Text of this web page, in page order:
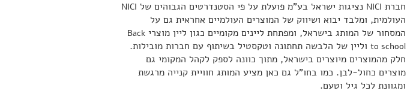
חברת NICI נציגות ישראל בע"מ פועלת על פי הסטנדרטים הגבוהים של NICI
העולמית, ומלבד יבוא ושיווק של המוצרים העולמיים אחראית גם על
המסחור של המותג בישראל, ומפתחת ליינים מקומיים כגון ליין מוצרי Back
to school וליין של הלבשה תחתונה וטקסטיל בשיתוף עם חברות מובילות.
חלק מהמוצרים מיוצרים בישראל, מתוך כוונה לספק לקהל המקומי גם
מוצרים כחול-לבן. כמו בחו"ל גם כאן מציע המותג חוויית קנייה מרגשת
ומגוונת לכל גיל וטעם.